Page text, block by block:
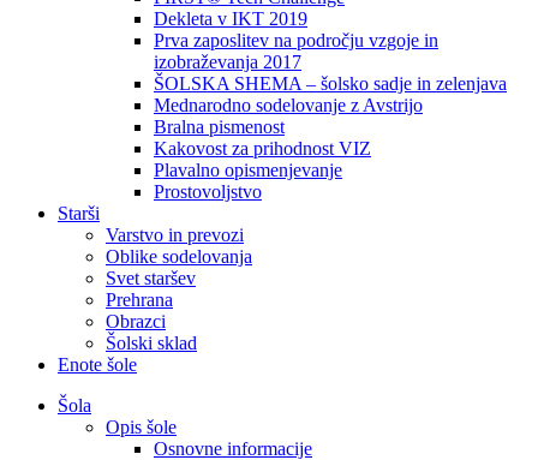
Dekleta v IKT 2019
Prva zaposlitev na področju vzgoje in
izobraževanja 2017
ŠOLSKA SHEMA – šolsko sadje in zelenjava
Mednarodno sodelovanje z Avstrijo
Bralna pismenost
Kakovost za prihodnost VIZ
Plavalno opismenjevanje
Prostovoljstvo
Starši
Varstvo in prevozi
Oblike sodelovanja
Svet staršev
Prehrana
Obrazci
Šolski sklad
Enote šole
Šola
Opis šole
Osnovne informacije